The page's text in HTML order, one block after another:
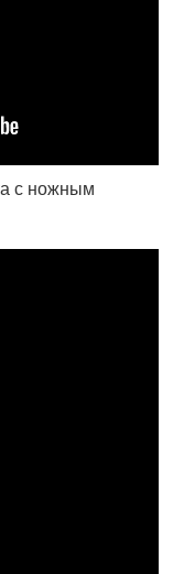
с ножным